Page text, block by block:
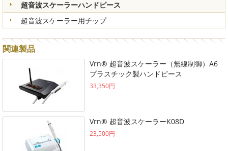
超音波スケーラーハンドピース
超音波スケーラー用チップ
関連製品
Vrn® 超音波スケーラー（無線制御）A6
プラスチック製ハンドピース
33,350円
Vrn® 超音波スケーラーK08D
23,500円